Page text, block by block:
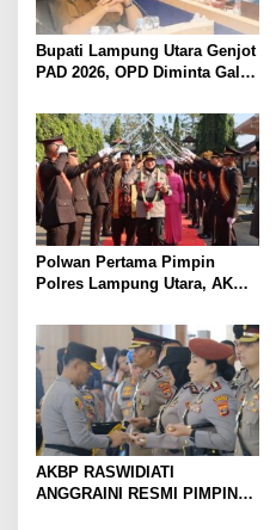
Bupati Lampung Utara Genjot
PAD 2026, OPD Diminta Gali
hingga Optimalkan PBB-P2
Polwan Pertama Pimpin
Polres Lampung Utara, AKBP
Pedang Pora
AKBP RASWIDIATI
ANGGRAINI RESMI PIMPIN